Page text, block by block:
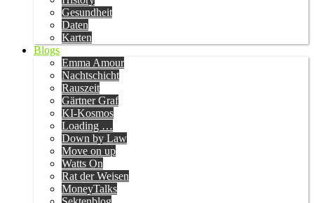
Gesundheit
Daten
Karten
Blogs
Emma Amour
Nachtschicht
Rauszeit
Gärtner Graf
KI-Kosmos
Loading …
Down by Law
Move on up
Watts On
Rat der Weisen
MoneyTalks